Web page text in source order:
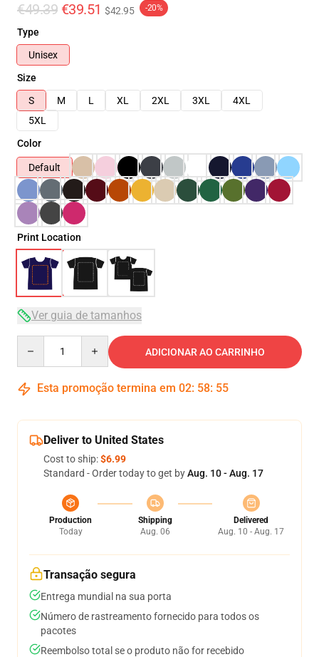
€49.39 €39.51 $42.95 -20%
Type
Unisex
Size
S
M L XL 2XL 3XL
4XL
5XL
Color
Default
Print Location
Ver guia de tamanhos
ADICIONAR AO CARRINHO
Esta promoção termina em 02: 58: 54
Deliver to United States
Cost to ship:$6.99
Standard - Order today to get byAug. 10 - Aug. 17
Production
Today
Shipping
Aug. 06
Delivered
Aug. 10 - Aug. 17
Transação segura
Entrega mundial na sua porta
Número de rastreamento fornecido para todos os
pacotes
Reembolso total se o produto não for recebido